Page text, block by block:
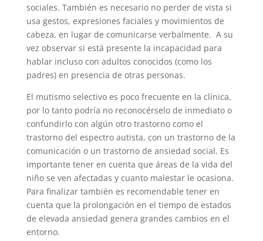
sociales. También es necesario no perder de vista si
usa gestos, expresiones faciales y movimientos de
cabeza, en lugar de comunicarse verbalmente. A su
vez observar si está presente la incapacidad para
hablar incluso con adultos conocidos (como los
padres) en presencia de otras personas.
El mutismo selectivo es poco frecuente en la clínica,
por lo tanto podría no reconocérselo de inmediato o
confundirlo con algún otro trastorno como el
trastorno del espectro autista, con un trastorno de la
comunicación o un trastorno de ansiedad social. Es
importante tener en cuenta que áreas de la vida del
niño se ven afectadas y cuanto malestar le ocasiona.
Para finalizar también es recomendable tener en
cuenta que la prolongación en el tiempo de estados
de elevada ansiedad genera grandes cambios en el
entorno.